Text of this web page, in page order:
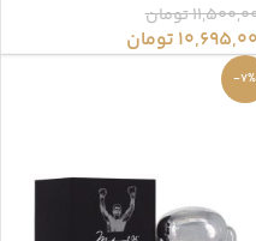
تومان
تومان
-7%